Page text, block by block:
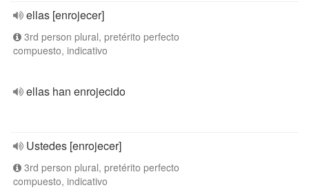
ellas [enrojecer]
3rd person plural, pretérito perfecto
compuesto, indicativo
ellas han enrojecido
Ustedes [enrojecer]
3rd person plural, pretérito perfecto
compuesto, indicativo